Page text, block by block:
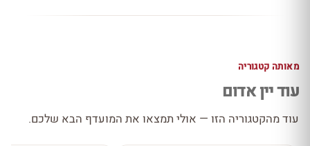
מאותה קטגוריה
עוד יין אדום
עוד מהקטגוריה הזו — אולי תמצאו את המועדף הבא שלכם.